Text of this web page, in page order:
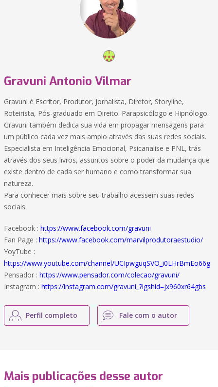
Gravuni Antonio Vilmar
Gravuni é Escritor, Produtor, Jornalista, Diretor, Storyline,
Roteirista, Pós-graduado em Direito. Parapsicólogo e Hipnólogo.
Gravuni também dedica sua vida em propagar mensagens para
um público cada vez mais amplo através das suas redes sociais.
Especialista em Inteligência Emocional, Psicanalise e PNL, trás
através dos seus livros, assuntos sobre o poder da mudança que
existe dentro de cada ser humano e como transformar sua
natureza.
Para conhecer mais sobre seu trabalho acessem suas redes
sociais.
Facebook : https://www.facebook.com/gravuni
Fan Page : https://www.facebook.com/marvilprodutoraestudio/
YoyTube :
https://www.youtube.com/channel/UCIpwguqSVO_i0LHrBmEo66g
Pensador : https://www.pensador.com/colecao/gravuni/
Instagram : https://instagram.com/gravuni_?igshid=jx960xr64gbs
Perfil completo Fale com o autor
Mais publicações desse autor